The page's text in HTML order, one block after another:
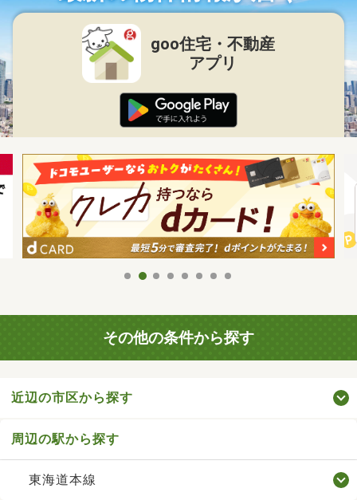
goo住宅・不動産
アプリ
その他の条件から探す
近辺の市区から探す
周辺の駅から探す
東海道本線